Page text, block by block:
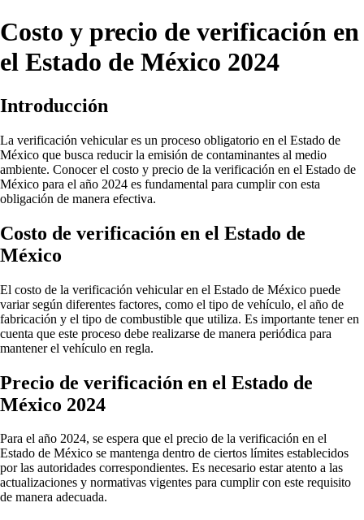
Costo y precio de verificación en
el Estado de México 2024
Introducción
La verificación vehicular es un proceso obligatorio en el Estado de
México que busca reducir la emisión de contaminantes al medio
ambiente. Conocer el costo y precio de la verificación en el Estado de
México para el año 2024 es fundamental para cumplir con esta
obligación de manera efectiva.
Costo de verificación en el Estado de
México
El costo de la verificación vehicular en el Estado de México puede
variar según diferentes factores, como el tipo de vehículo, el año de
fabricación y el tipo de combustible que utiliza. Es importante tener en
cuenta que este proceso debe realizarse de manera periódica para
mantener el vehículo en regla.
Precio de verificación en el Estado de
México 2024
Para el año 2024, se espera que el precio de la verificación en el
Estado de México se mantenga dentro de ciertos límites establecidos
por las autoridades correspondientes. Es necesario estar atento a las
actualizaciones y normativas vigentes para cumplir con este requisito
de manera adecuada.